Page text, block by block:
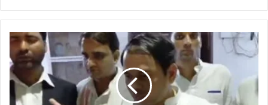
तेज
प्रताप
यादव
का
आरोप: